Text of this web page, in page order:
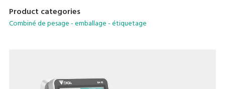
Product categories
Combiné de pesage - emballage - étiquetage